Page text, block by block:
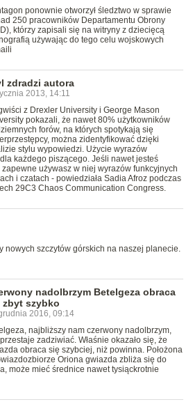
ponownie otworzył śledztwo w sprawie
250 pracowników Departamentu Obrony
którzy zapisali się na witryny z dziecięcą
używając do tego celu wojskowych
zdradzi autora
2013, 14:11
z Drexler University i George Mason
pokazali, że nawet 80% użytkowników
forów, na których spotykają się
można zidentyfikować dzięki
stylu wypowiedzi. Użycie wyrazów
każdego piszącego. Jeśli nawet jesteś
używasz w niej wyrazów funkcyjnych
i czatach - powiedziała Sadia Afroz podczas
29C3 Chaos Communication Congress.
nowych szczytów górskich na naszej planecie.
nadolbrzym Betelgeza obraca
zbyt szybko
2016, 09:14
najbliższy nam czerwony nadolbrzym,
zadziwiać. Właśnie okazało się, że
obraca się szybciej, niż powinna. Położona
Oriona gwiazda zbliża się do
może mieć średnice nawet tysiąckrotnie